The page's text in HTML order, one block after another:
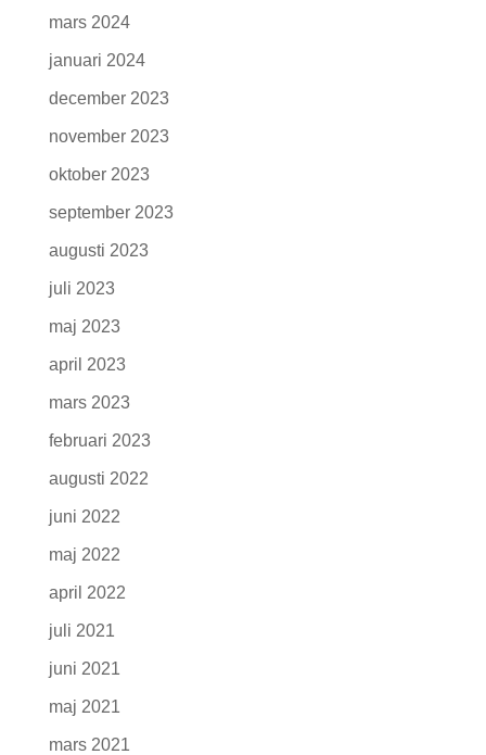
mars 2024
januari 2024
december 2023
november 2023
oktober 2023
september 2023
augusti 2023
juli 2023
maj 2023
april 2023
mars 2023
februari 2023
augusti 2022
juni 2022
maj 2022
april 2022
juli 2021
juni 2021
maj 2021
mars 2021